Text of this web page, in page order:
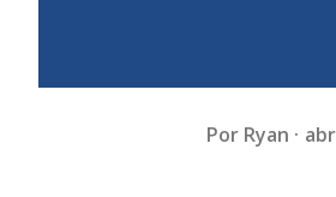
Por Ryan